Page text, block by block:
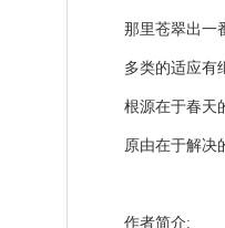
那里苍翠出一
多类的适应有
根源在于春天
原由在于解决
作者简介: